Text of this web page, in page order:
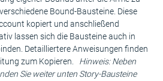
Bound-Bausteine. Diese
kopiert und anschließend
lassen sich die Bausteine auch in
Detailliertere Anweisungen finden
zum Kopieren. Hinweis: Neben
Sie weiter unten Story-Bausteine